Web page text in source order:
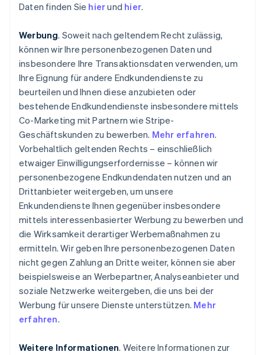
Daten finden Sie hierund hier.
Werbung. Soweit nach geltendem Recht zulässig,
können wir Ihre personenbezogenen Daten und
insbesondere Ihre Transaktionsdaten verwenden, um
Ihre Eignung für andere Endkundendienste zu
beurteilen und Ihnen diese anzubieten oder
bestehende Endkundendienste insbesondere mittels
Co-Marketing mit Partnern wie Stripe-
Geschäftskunden zu bewerben. Mehr erfahren.
Vorbehaltlich geltenden Rechts – einschließlich
etwaiger Einwilligungserfordernisse – können wir
personenbezogene Endkundendaten nutzen und an
Drittanbieter weitergeben, um unsere
Enkundendienste Ihnen gegenüber insbesondere
mittels interessenbasierter Werbung zu bewerben und
die Wirksamkeit derartiger Werbemaßnahmen zu
ermitteln. Wir geben Ihre personenbezogenen Daten
nicht gegen Zahlung an Dritte weiter, können sie aber
beispielsweise an Werbepartner, Analyseanbieter und
soziale Netzwerke weitergeben, die uns bei der
Werbung für unsere Dienste unterstützen. Mehr
erfahren.
Weitere Informationen. Weitere Informationen zur